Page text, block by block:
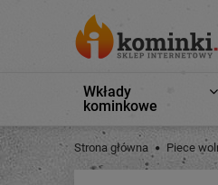
Wkłady
kominkowe
Strona główna Piece